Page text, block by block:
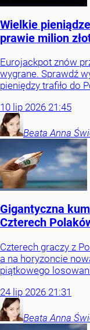
Wielkie
prawie milion
Eurojackpot znów
wygrane. Sprawdź
pieniędzy trafiło do
10 lip 2026 21:45
Beata Anna
Gigantyczna
Czterech
Czterech graczy z
a na horyzoncie
piątkowego
24 lip 2026 21:31
Beata Anna